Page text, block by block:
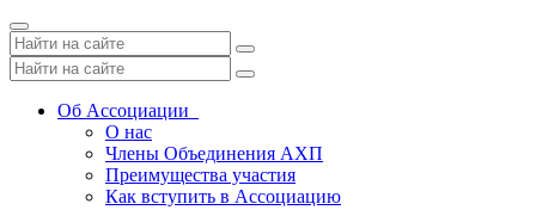
Toggle
navigation
Об Ассоциации
О нас
Члены Объединения АХП
Преимущества участия
Как вступить в Ассоциацию